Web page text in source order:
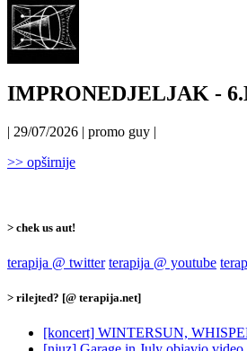
IMPRONEDJELJAK -
| 29/07/2026 | promo guy |
>> opširnije
> chek us aut!
terapija @ twitter terapija @ youtube
> rilejted? [@ terapija.net]
[koncert] WINTERSUN,